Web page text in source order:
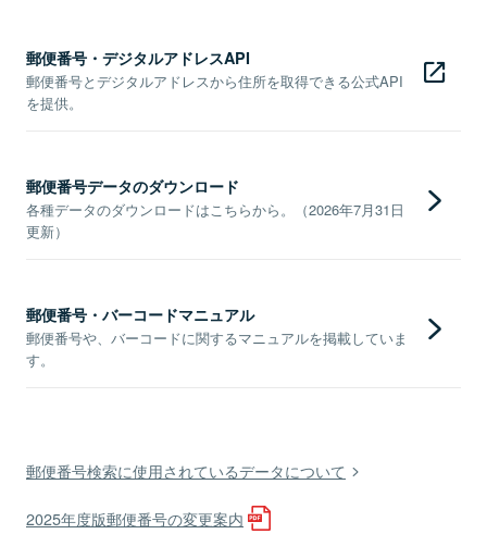
郵便番号・デジタルアドレスAPI
郵便番号とデジタルアドレスから住所を取得できる公式API
を提供。
郵便番号データのダウンロード
各種データのダウンロードはこちらから。（2026年7月31日
更新）
郵便番号・バーコードマニュアル
郵便番号や、バーコードに関するマニュアルを掲載していま
す。
郵便番号検索に使用されているデータについて
2025年度版郵便番号の変更案内